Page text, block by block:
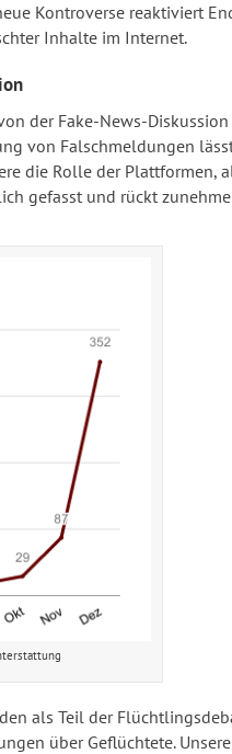
Kontroverse reaktiviert
Inhalte im Internet.
der Fake-News-
von Falschmeldungen
die Rolle der Plattformen,
gefasst und rückt
als Teil der
über Geflüchtete.